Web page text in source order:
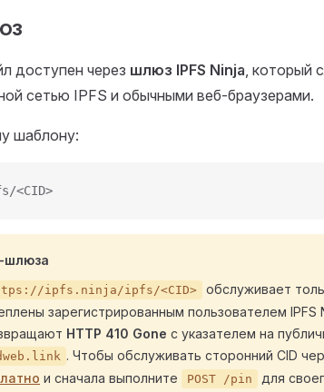
доступен через шлюз IPFS Ninja , который
сетью IPFS и обычными веб-браузерами.
шаблону:
шлюза
ipfs.ninja/ipfs/<CID>
обслуживает
зарегистрированным пользователем IPFS
HTTP 410 Gone с указателем на
. Чтобы обслуживать сторонний CID
и сначала выполните POST /pin для